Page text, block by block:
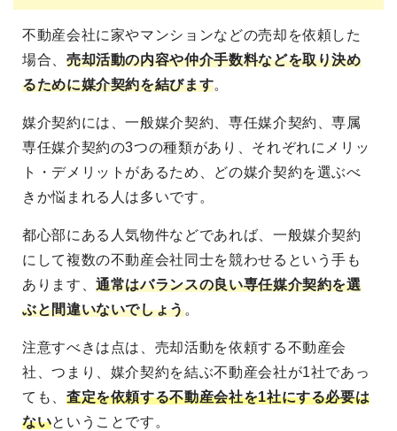
不動産会社に家やマンションなどの売却を依頼した
場合、 売却活動の内容や仲介手数料などを取り決め
るために媒介契約を結びます。
媒介契約には、一般媒介契約、専任媒介契約、専属
専任媒介契約の3つの種類があり、それぞれにメリッ
ト・デメリットがあるため、どの媒介契約を選ぶべ
きか悩まれる人は多いです。
都心部にある人気物件などであれば、一般媒介契約
にして複数の不動産会社同士を競わせるという手も
あります、通常はバランスの良い専任媒介契約を選
ぶと間違いないでしょう。
注意すべきは点は、売却活動を依頼する不動産会
社、つまり、媒介契約を結ぶ不動産会社が1社であっ
ても、 査定を依頼する不動産会社を1社にする必要は
ないということです。